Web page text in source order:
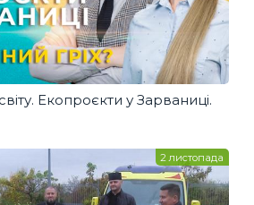
Екопроєкти у Зарваниці.
2 листопада